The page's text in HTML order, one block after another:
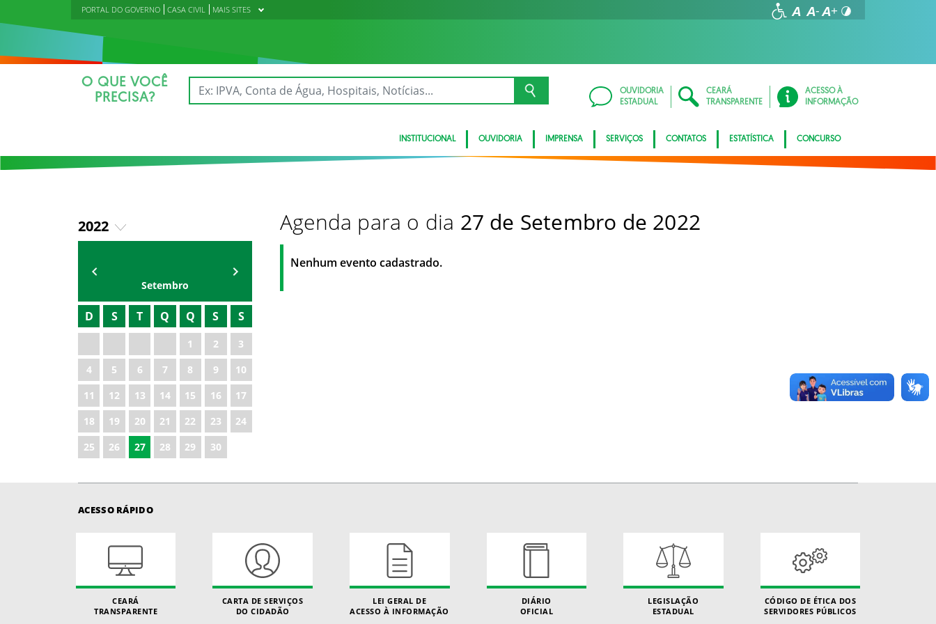
PORTAL DO GOVERNO CASA CIVIL MAIS SITES
O QUE VOCÊ
PRECISA?
OUVIDORIA
ESTADUAL
CEARÁ
TRANSPARENTE
ACESSO À
INFORMAÇÃO
INSTITUCIONAL OUVIDORIA IMPRENSA SERVIÇOS CONTATOS ESTATÍSTICA CONCURSO
2022
2019
2020
2021
2023
2024
2025
2026
Setembro
D S T Q Q S S
1 2
3
4
5 6 7 8 9
10
11
12 13 14 15 16
17
18
19 20 21 22 23
24
25
26 27 28 29 30
Agenda para o dia 27 de Setembro de 2022
Nenhum evento cadastrado.
ACESSO RÁPIDO
CEARÁ
TRANSPARENTE
CARTA DE SERVIÇOS
DO CIDADÃO
LEI GERAL DE
ACESSO À INFORMAÇÃO
DIÁRIO
OFICIAL
LEGISLAÇÃO
ESTADUAL
CÓDIGO DE ÉTICA DOS
SERVIDORES PÚBLICOS